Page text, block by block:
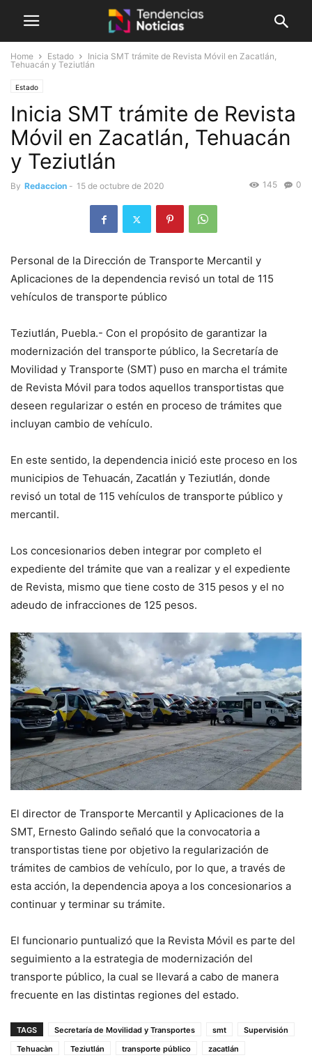
Home Estado
Inicia SMT trámite de Revista Móvil en Zacatlán,
Tehuacán y Teziutlán
Estado
Inicia SMT trámite de Revista
Móvil en Zacatlán, Tehuacán
y Teziutlán
By Redaccion - 15 de octubre de 2020 0
145
Personal de la Dirección de Transporte Mercantil y
Aplicaciones de la dependencia revisó un total de 115
vehículos de transporte público
Teziutlán, Puebla.- Con el propósito de garantizar la
modernización del transporte público, la Secretaría de
Movilidad y Transporte (SMT) puso en marcha el trámite
de Revista Móvil para todos aquellos transportistas que
deseen regularizar o estén en proceso de trámites que
incluyan cambio de vehículo.
En este sentido, la dependencia inició este proceso en los
municipios de Tehuacán, Zacatlán y Teziutlán, donde
revisó un total de 115 vehículos de transporte público y
mercantil.
Los concesionarios deben integrar por completo el
expediente del trámite que van a realizar y el expediente
de Revista, mismo que tiene costo de 315 pesos y el no
adeudo de infracciones de 125 pesos.
El director de Transporte Mercantil y Aplicaciones de la
SMT, Ernesto Galindo señaló que la convocatoria a
transportistas tiene por objetivo la regularización de
trámites de cambios de vehículo, por lo que, a través de
esta acción, la dependencia apoya a los concesionarios a
continuar y terminar su trámite.
El funcionario puntualizó que la Revista Móvil es parte del
seguimiento a la estrategia de modernización del
transporte público, la cual se llevará a cabo de manera
frecuente en las distintas regiones del estado.
TAGS Secretaría de Movilidad y Transportes smt
Supervisión
Tehuacàn
Teziutlán transporte público zacatlán